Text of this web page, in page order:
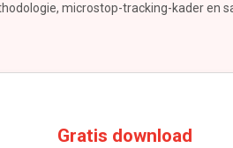
microstop-tracking-kader en
Gratis download